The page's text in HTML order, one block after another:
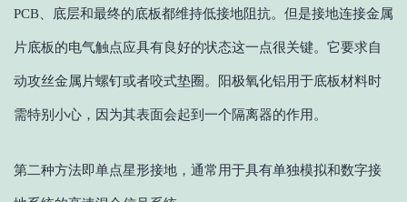
PCB、底层和最终的底板都维持低接地阻抗。但是接地连接金属
片底板的电气触点应具有良好的状态这一点很关键。它要求自
动攻丝金属片螺钉或者咬式垫圈。阳极氧化铝用于底板材料时
需特别小心，因为其表面会起到一个隔离器的作用。
第二种方法即单点星形接地，通常用于具有单独模拟和数字接